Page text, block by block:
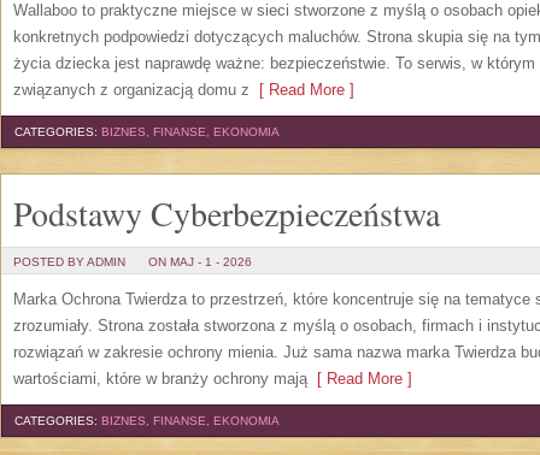
Wallaboo to praktyczne miejsce w sieci stworzone z myślą o osobach
konkretnych podpowiedzi dotyczących maluchów. Strona skupia się na
życia dziecka jest naprawdę ważne: bezpieczeństwie. To serwis, w
związanych z organizacją domu z [ Read More ]
CATEGORIES: BIZNES, FINANSE, EKONOMIA
Podstawy Cyberbezpieczeństwa
POSTED BY ADMIN ON MAJ - 1 - 2026
Marka Ochrona Twierdza to przestrzeń, które koncentruje się na tematyce
zrozumiały. Strona została stworzona z myślą o osobach, firmach i
rozwiązań w zakresie ochrony mienia. Już sama nazwa marka Twierdza
wartościami, które w branży ochrony mają[ Read More ]
CATEGORIES: BIZNES, FINANSE, EKONOMIA